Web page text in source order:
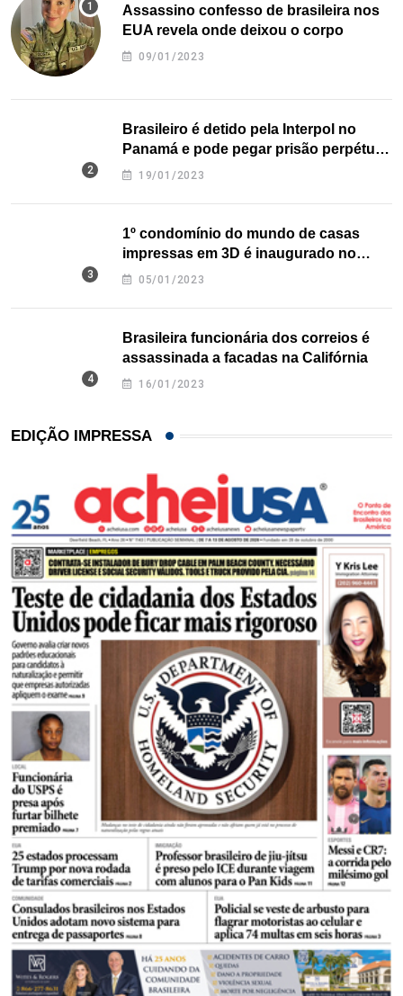
Assassino confesso de brasileira nos
EUA revela onde deixou o corpo
09/01/2023
Brasileiro é detido pela Interpol no
Panamá e pode pegar prisão perpétua
nos EUA
19/01/2023
1º condomínio do mundo de casas
impressas em 3D é inaugurado no
Texas
05/01/2023
Brasileira funcionária dos correios é
assassinada a facadas na Califórnia
16/01/2023
EDIÇÃO IMPRESSA